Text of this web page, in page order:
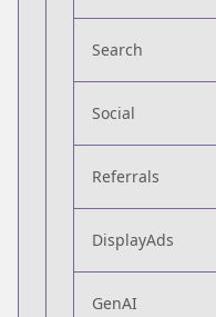
Search
Social
Referrals
DisplayAds
GenAI